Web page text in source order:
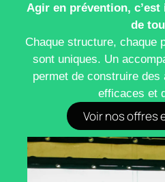
Agir en prévention,
de
Chaque structure, chaque
sont uniques. Un
permet de construire
efficaces et
Voir nos offres